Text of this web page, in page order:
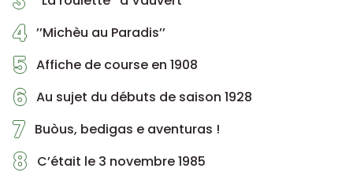
4 ’’Michèu au Paradis’’
5 Affiche de course en 1908
6 Au sujet du débuts de saison 1928
7 Buòus, bedigas e aventuras !
8 C’était le 3 novembre 1985